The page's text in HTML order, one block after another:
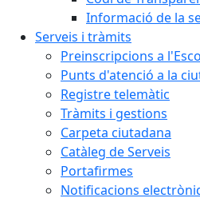
Informació de la
Serveis i tràmits
Preinscripcions a
Punts d'atenció a la
Registre telemàtic
Tràmits i gestions
Carpeta ciutadana
Catàleg de Serveis
Portafirmes
Notificacions